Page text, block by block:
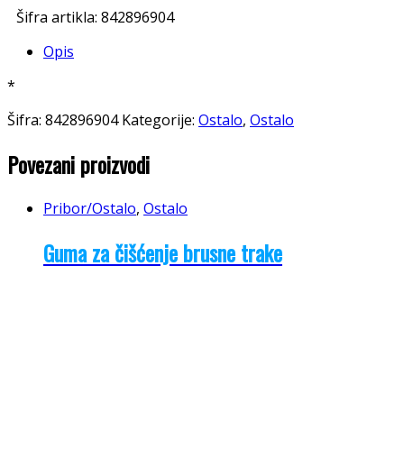
Šifra artikla: 842896904
Opis
*
Šifra: 842896904 Kategorije: Ostalo, Ostalo
Povezani proizvodi
Pribor/Ostalo, Ostalo
Guma za čišćenje brusne trake